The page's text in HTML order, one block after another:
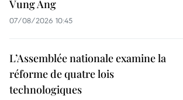
Vung Ang
07/08/2026 10:45
L’Assemblée nationale examine la
réforme de quatre lois
technologiques